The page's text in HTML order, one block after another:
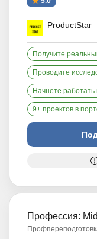
ProductStar
Получите
Проводите
Начнете
9+ проектов в
Профессия: